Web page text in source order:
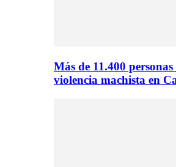
Más de 11.400
violencia machista en